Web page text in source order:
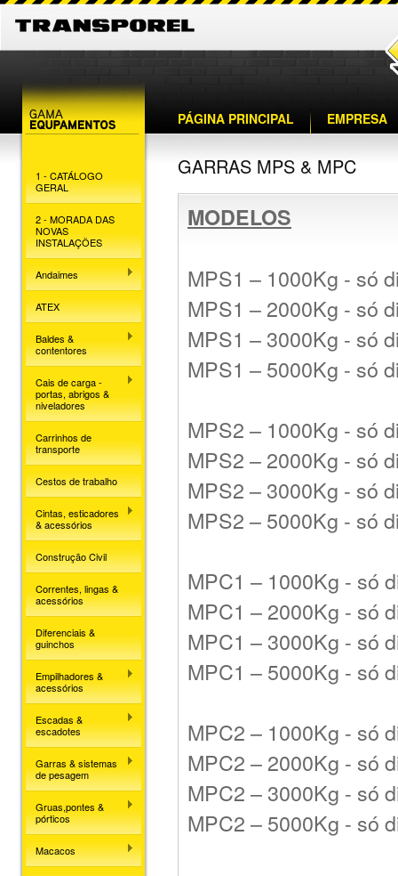
PÁGINA PRINCIPAL EMPRESA
1 - CATÁLOGO
GERAL
2 - MORADA DAS
NOVAS
INSTALAÇÕES
Andaimes
ATEX
Baldes &
contentores
Cais de carga -
portas, abrigos &
niveladores
Carrinhos de
transporte
Cestos de trabalho
Cintas, esticadores
& acessórios
Construção Civil
Correntes, lingas &
acessórios
Diferenciais &
guinchos
Empilhadores &
acessórios
Escadas &
escadotes
Garras & sistemas
de pesagem
Gruas,pontes &
pórticos
Macacos
GARRAS MPS & MPC
MODELOS
MPS1 – 1000Kg - só
MPS1 – 2000Kg - só
MPS1 – 3000Kg - só
MPS1 – 5000Kg - só
MPS2 – 1000Kg - só
MPS2 – 2000Kg - só
MPS2 – 3000Kg - só
MPS2 – 5000Kg - só
MPC1 – 1000Kg - só
MPC1 – 2000Kg - só
MPC1 – 3000Kg - só
MPC1 – 5000Kg - só
MPC2 – 1000Kg - só
MPC2 – 2000Kg - só
MPC2 – 3000Kg - só
MPC2 – 5000Kg - só